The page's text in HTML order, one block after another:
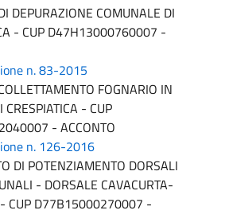
DEPURAZIONE COMUNALE DI
- CUP D47H13000760007 -
n. 83-2015
FOGNARIO IN
CRESPIATICA - CUP
- ACCONTO
n. 126-2016
DI POTENZIAMENTO DORSALI
- DORSALE CAVACURTA-
- CUP D77B15000270007 -